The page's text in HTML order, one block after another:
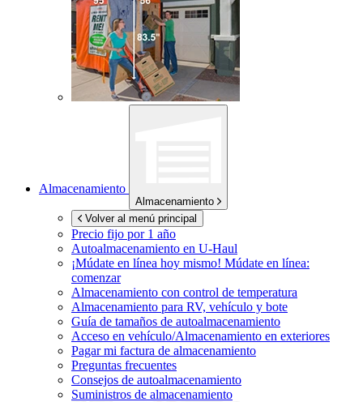
Almacenamiento
Almacenamiento
Volver al menú principal
Precio fijo por 1 año
Autoalmacenamiento en U-Haul
¡Múdate en línea hoy mismo! Múdate en línea:
comenzar
Almacenamiento con control de temperatura
Almacenamiento para RV, vehículo y bote
Guía de tamaños de autoalmacenamiento
Acceso en vehículo/Almacenamiento en exteriores
Pagar mi factura de almacenamiento
Preguntas frecuentes
Consejos de autoalmacenamiento
Suministros de almacenamiento